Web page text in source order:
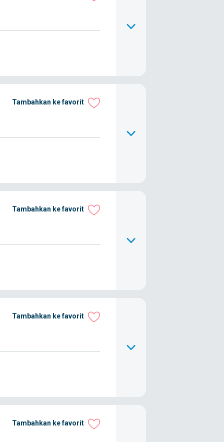
Tambahkan ke favorit
Tambahkan ke favorit
Tambahkan ke favorit
Tambahkan ke favorit